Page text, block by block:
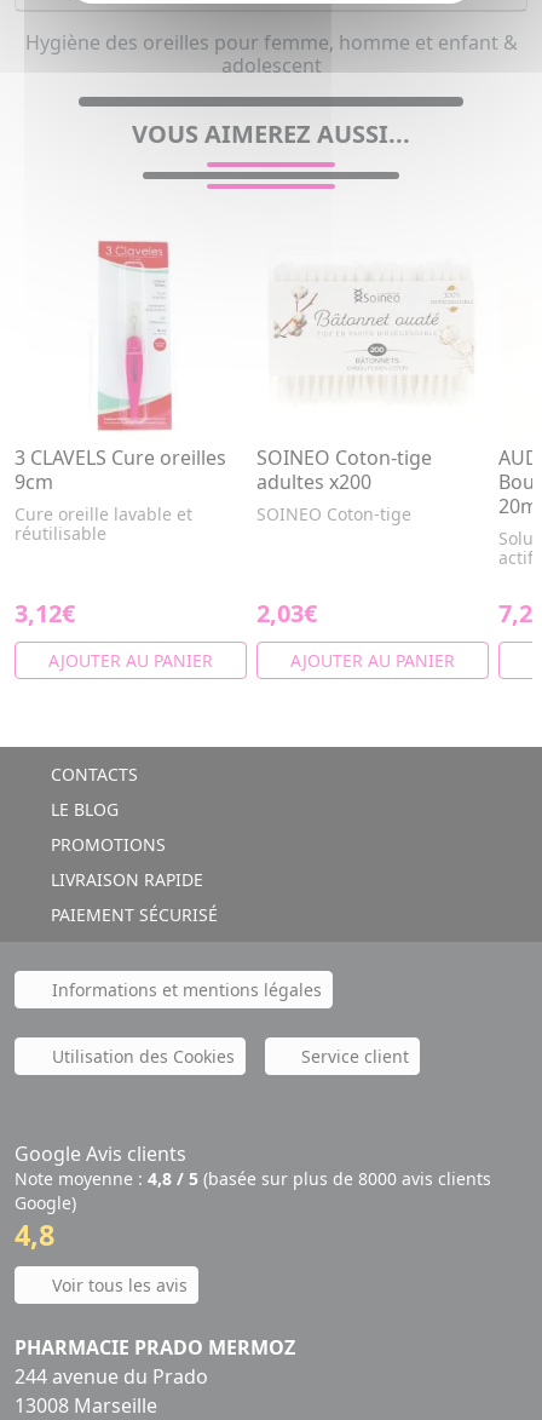
Hygiène des oreilles pour femme, homme et enfant &
adolescent
VOUS AIMEREZ AUSSI...
3 CLAVELS Cure oreilles
9cm
Cure oreille lavable et
réutilisable
3,12€
AJOUTER AU PANIER
SOINEO Coton-tige
adultes x200
SOINEO Coton-tige
2,03€
AJOUTER AU PANIER
20ml
CONTACTS
LE BLOG
PROMOTIONS
LIVRAISON RAPIDE
PAIEMENT SÉCURISÉ
Informations et mentions légales
Utilisation des Cookies Service client
Google Avis clients
Note moyenne : 4,8 / 5 (basée sur plus de 8000 avis clients
Google)
4,8
Voir tous les avis
PHARMACIE PRADO MERMOZ
244 avenue du Prado
13008 Marseille